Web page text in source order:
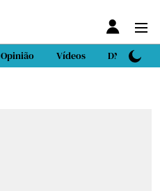
Opinião Vídeos DN Sport